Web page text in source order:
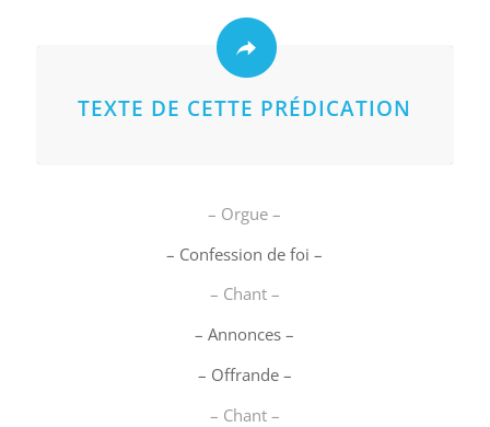
TEXTE DE CETTE PRÉDICATION
– Orgue –
– Confession de foi –
– Chant –
– Annonces –
– Offrande –
– Chant –